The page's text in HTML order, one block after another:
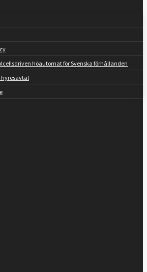
höautomat för Svenska förhållanden
hyresavtal